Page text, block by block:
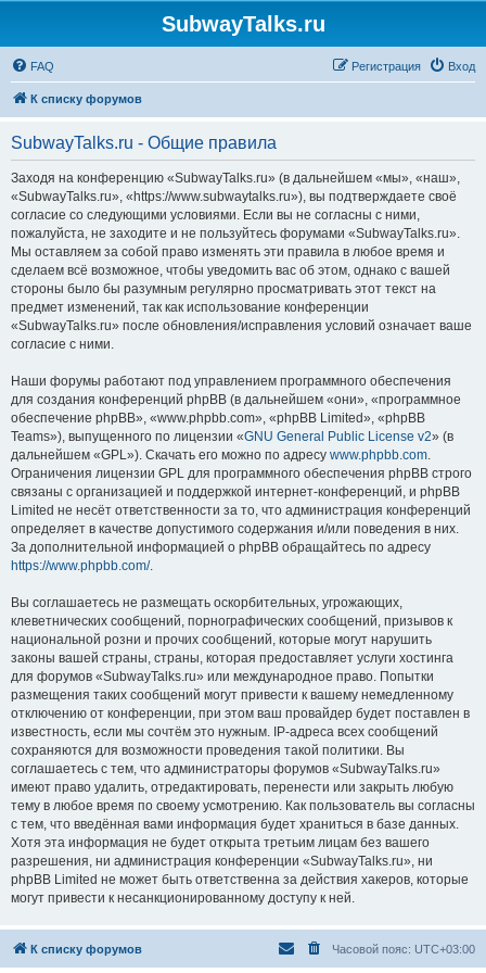
SubwayTalks.ru
FAQ Вход
Регистрация
К списку форумов
SubwayTalks.ru - Общие правила
Заходя на конференцию «SubwayTalks.ru» (в дальнейшем «мы», «наш»,
«SubwayTalks.ru», «https://www.subwaytalks.ru»), вы подтверждаете своё
согласие со следующими условиями. Если вы не согласны с ними,
пожалуйста, не заходите и не пользуйтесь форумами «SubwayTalks.ru».
Мы оставляем за собой право изменять эти правила в любое время и
сделаем всё возможное, чтобы уведомить вас об этом, однако с вашей
стороны было бы разумным регулярно просматривать этот текст на
предмет изменений, так как использование конференции
«SubwayTalks.ru» после обновления/исправления условий означает ваше
согласие с ними.
Наши форумы работают под управлением программного обеспечения
для создания конференций phpBB (в дальнейшем «они», «программное
обеспечение phpBB», «www.phpbb.com», «phpBB Limited», «phpBB
Teams»), выпущенного по лицензии «GNU General Public License v2» (в
дальнейшем «GPL»). Скачать его можно по адресу www.phpbb.com.
Ограничения лицензии GPL для программного обеспечения phpBB строго
связаны с организацией и поддержкой интернет-конференций, и phpBB
Limited не несёт ответственности за то, что администрация конференций
определяет в качестве допустимого содержания и/или поведения в них.
За дополнительной информацией о phpBB обращайтесь по адресу
https://www.phpbb.com/.
Вы соглашаетесь не размещать оскорбительных, угрожающих,
клеветнических сообщений, порнографических сообщений, призывов к
национальной розни и прочих сообщений, которые могут нарушить
законы вашей страны, страны, которая предоставляет услуги хостинга
для форумов «SubwayTalks.ru» или международное право. Попытки
размещения таких сообщений могут привести к вашему немедленному
отключению от конференции, при этом ваш провайдер будет поставлен в
известность, если мы сочтём это нужным. IP-адреса всех сообщений
сохраняются для возможности проведения такой политики. Вы
соглашаетесь с тем, что администраторы форумов «SubwayTalks.ru»
имеют право удалить, отредактировать, перенести или закрыть любую
тему в любое время по своему усмотрению. Как пользователь вы согласны
с тем, что введённая вами информация будет храниться в базе данных.
Хотя эта информация не будет открыта третьим лицам без вашего
разрешения, ни администрация конференции «SubwayTalks.ru», ни
phpBB Limited не может быть ответственна за действия хакеров, которые
могут привести к несанкционированному доступу к ней.
К списку форумов Часовой пояс: UTC+03:00